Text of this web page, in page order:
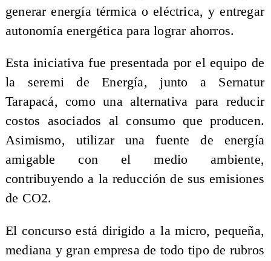
generar energía térmica o eléctrica, y entregar
autonomía energética para lograr ahorros.
Esta iniciativa fue presentada por el equipo de
la seremi de Energía, junto a Sernatur
Tarapacá, como una alternativa para reducir
costos asociados al consumo que producen.
Asimismo, utilizar una fuente de energía
amigable con el medio ambiente,
contribuyendo a la reducción de sus emisiones
de CO2.
El concurso está dirigido a la micro, pequeña,
mediana y gran empresa de todo tipo de rubros